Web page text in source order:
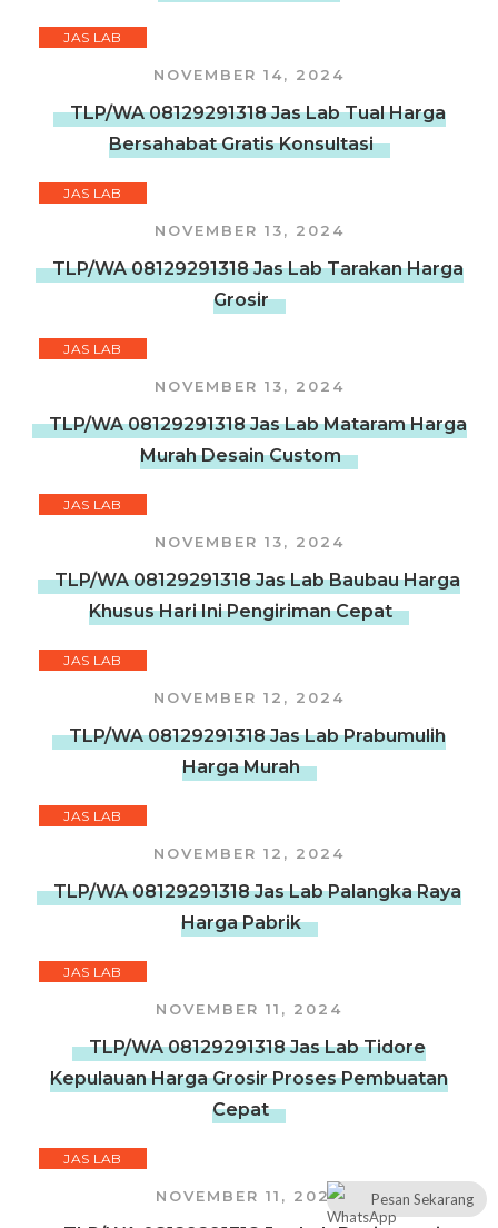
JAS LAB
NOVEMBER 14, 2024
TLP/WA 08129291318 Jas Lab Tual Harga
Bersahabat Gratis Konsultasi
JAS LAB
NOVEMBER 13, 2024
TLP/WA 08129291318 Jas Lab Tarakan Harga
Grosir
JAS LAB
NOVEMBER 13, 2024
TLP/WA 08129291318 Jas Lab Mataram Harga
Murah Desain Custom
JAS LAB
NOVEMBER 13, 2024
TLP/WA 08129291318 Jas Lab Baubau Harga
Khusus Hari Ini Pengiriman Cepat
JAS LAB
NOVEMBER 12, 2024
TLP/WA 08129291318 Jas Lab Prabumulih
Harga Murah
JAS LAB
NOVEMBER 12, 2024
TLP/WA 08129291318 Jas Lab Palangka Raya
Harga Pabrik
JAS LAB
NOVEMBER 11, 2024
TLP/WA 08129291318 Jas Lab Tidore
Kepulauan Harga Grosir Proses Pembuatan
Cepat
JAS LAB
NOVEMBER 11, 2024 Pesan Sekarang